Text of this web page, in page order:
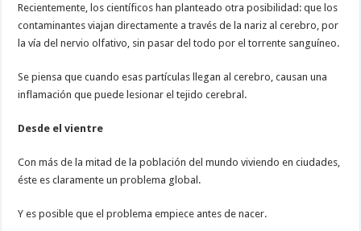
Recientemente, los científicos han planteado otra posibilidad: que los
contaminantes viajan directamente a través de la nariz al cerebro, por
la vía del nervio olfativo, sin pasar del todo por el torrente sanguíneo.
Se piensa que cuando esas partículas llegan al cerebro, causan una
inflamación que puede lesionar el tejido cerebral.
Desde el vientre
Con más de la mitad de la población del mundo viviendo en ciudades,
éste es claramente un problema global.
Y es posible que el problema empiece antes de nacer.